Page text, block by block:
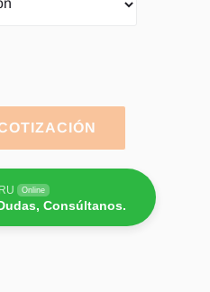
Online
Consúltanos.